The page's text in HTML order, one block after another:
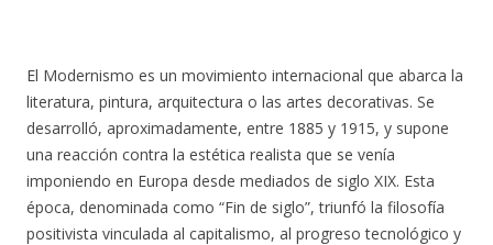
El Modernismo es un movimiento internacional que abarca la
literatura, pintura, arquitectura o las artes decorativas. Se
desarrolló, aproximadamente, entre 1885 y 1915, y supone
una reacción contra la estética realista que se venía
imponiendo en Europa desde mediados de siglo XIX. Esta
época, denominada como “Fin de siglo”, triunfó la filosofía
positivista vinculada al capitalismo, al progreso tecnológico y